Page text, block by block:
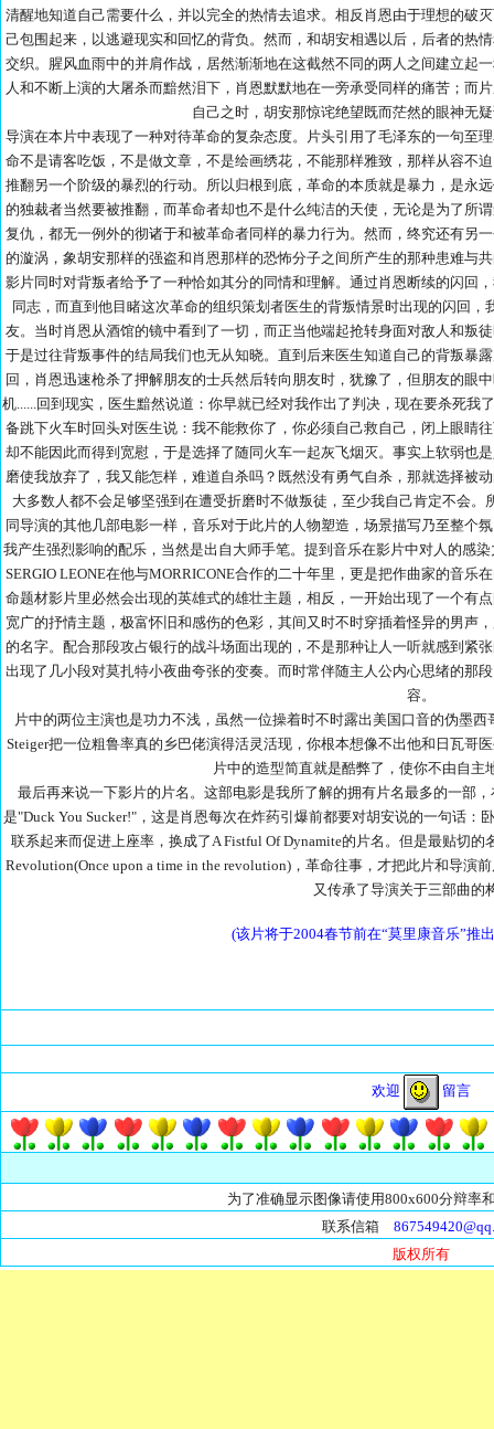
清醒地知道自己需要什么，并以完全的热情去追求。相反肖恩由于理想的破
己包围起来，以逃避现实和回忆的背负。然而，和胡安相遇以后，后者的热
交织。腥风血雨中的并肩作战，居然渐渐地在这截然不同的两人之间建立起
人和不断上演的大屠杀而黯然泪下，肖恩默默地在一旁承受同样的痛苦；而
自己之时，胡安那惊诧绝望既而茫然的眼神无
导演在本片中表现了一种对待革命的复杂态度。片头引用了毛泽东的一句至
命不是请客吃饭，不是做文章，不是绘画绣花，不能那样雅致，那样从容不
推翻另一个阶级的暴烈的行动。所以归根到底，革命的本质就是暴力，是永
的独裁者当然要被推翻，而革命者却也不是什么纯洁的天使，无论是为了所
复仇，都无一例外的彻诸于和被革命者同样的暴力行为。然而，终究还有另
的漩涡，象胡安那样的强盗和肖恩那样的恐怖分子之间所产生的那种患难与
影片同时对背叛者给予了一种恰如其分的同情和理解。通过肖恩断续的闪回
同志，而直到他目睹这次革命的组织策划者医生的背叛情景时出现的闪回
友。当时肖恩从酒馆的镜中看到了一切，而正当他端起抢转身面对敌人和叛
于是过往背叛事件的结局我们也无从知晓。直到后来医生知道自己的背叛暴
回，肖恩迅速枪杀了押解朋友的士兵然后转向朋友时，犹豫了，但朋友的眼
机......回到现实，医生黯然说道：你早就已经对我作出了判决，现在要杀死我
备跳下火车时回头对医生说：我不能救你了，你必须自己救自己，闭上眼睛
却不能因此而得到宽慰，于是选择了随同火车一起灰飞烟灭。事实上软弱也
磨使我放弃了，我又能怎样，难道自杀吗？既然没有勇气自杀，那就选择被
大多数人都不会足够坚强到在遭受折磨时不做叛徒，至少我自己肯定不会
同导演的其他几部电影一样，音乐对于此片的人物塑造，场景描写乃至整个
我产生强烈影响的配乐，当然是出自大师手笔。提到音乐在影片中对人的感
SERGIO LEONE在他与MORRICONE合作的二十年里，更是把作曲家的音
命题材影片里必然会出现的英雄式的雄壮主题，相反，一开始出现了一个有
宽广的抒情主题，极富怀旧和感伤的色彩，其间又时不时穿插着怪异的男声
的名字。配合那段攻占银行的战斗场面出现的，不是那种让人一听就感到紧
出现了几小段对莫扎特小夜曲夸张的变奏。而时常伴随主人公内心思绪的那
容。
片中的两位主演也是功力不浅，虽然一位操着时不时露出美国口音的伪墨
Steiger把一位粗鲁率真的乡巴佬演得活灵活现，你根本想像不出他和日瓦哥
片中的造型简直就是酷弊了，使你不由自主
最后再来说一下影片的片名。这部电影是我所了解的拥有片名最多的一部
是"Duck You Sucker!"，这是肖恩每次在炸药引爆前都要对胡安说的一句话
联系起来而促进上座率，换成了A Fistful Of Dynamite的片名。但是最贴切
Revolution(Once upon a time in the revolution)，革命往事，才把此片和导演
又传承了导演关于三部曲的
(该片将于2004春节前在“莫里康音乐”推
欢迎 留言
为了准确显示图像请使用800x600分辩
联系信箱
版权所有